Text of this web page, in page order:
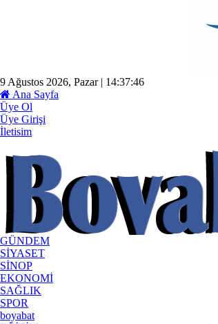
9 Ağustos 2026, Pazar | 14:37:47
Ana Sayfa
Üye Ol
Üye Girişi
İletisim
GÜNDEM
SİYASET
SİNOP
EKONOMİ
SAĞLIK
SPOR
boyabat